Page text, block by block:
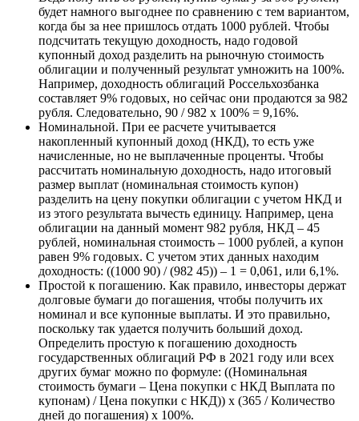
будет намного выгоднее по сравнению с тем вариантом,
когда бы за нее пришлось отдать 1000 рублей. Чтобы
подсчитать текущую доходность, надо годовой
купонный доход разделить на рыночную стоимость
облигации и полученный результат умножить на 100%.
Например, доходность облигаций Россельхозбанка
составляет 9% годовых, но сейчас они продаются за 982
рубля. Следовательно, 90 / 982 х 100% = 9,16%.
Номинальной. При ее расчете учитывается
накопленный купонный доход (НКД), то есть уже
начисленные, но не выплаченные проценты. Чтобы
рассчитать номинальную доходность, надо итоговый
размер выплат (номинальная стоимость купон)
разделить на цену покупки облигации с учетом НКД и
из этого результата вычесть единицу. Например, цена
облигации на данный момент 982 рубля, НКД – 45
рублей, номинальная стоимость – 1000 рублей, а купон
равен 9% годовых. С учетом этих данных находим
доходность: ((1000 90) / (982 45)) – 1 = 0,061, или 6,1%.
Простой к погашению. Как правило, инвесторы держат
долговые бумаги до погашения, чтобы получить их
номинал и все купонные выплаты. И это правильно,
поскольку так удается получить больший доход.
Определить простую к погашению доходность
государственных облигаций РФ в 2021 году или всех
других бумаг можно по формуле: ((Номинальная
стоимость бумаги – Цена покупки с НКД Выплата по
купонам) / Цена покупки с НКД)) х (365 / Количество
дней до погашения) х 100%.